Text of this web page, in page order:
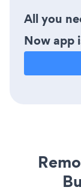
All you
Now app